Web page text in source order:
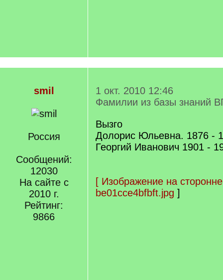
smil
Россия
Сообщений:
12030
На сайте с
2010 г.
Рейтинг:
9866
1 окт. 2010 12:46
Фамилии из базы знаний
Вызго
Долорис Юльевна. 1876 -
Георгий Иванович 1901 -
[ Изображение на
be01cce4bfbft.jpg ]